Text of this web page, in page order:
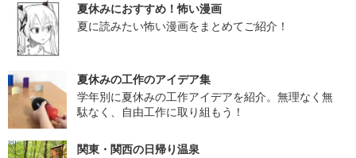
夏休みにおすすめ！怖い漫画
夏に読みたい怖い漫画をまとめてご紹介！
夏休みの工作のアイデア集
学年別に夏休みの工作アイデアを紹介。無理なく無
駄なく、自由工作に取り組もう！
関東・関西の日帰り温泉